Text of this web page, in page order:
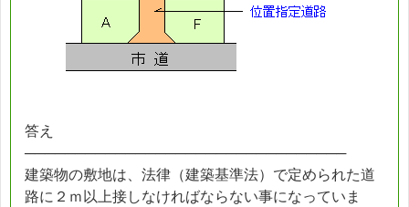
答え
────────────────────────────────
建築物の敷地は、法律（建築基準法）で定められた道
路に２ｍ以上接しなければならない事になっていま